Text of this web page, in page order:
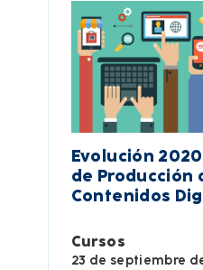
Evolución
de Producción
Contenidos
Cursos
23 de septiembre